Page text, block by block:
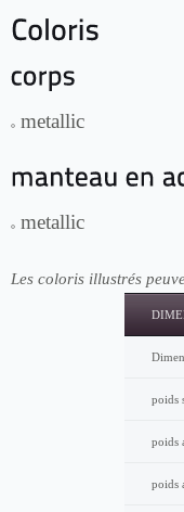
metallic
metallic
Les coloris illustrés
poids
poids
poids